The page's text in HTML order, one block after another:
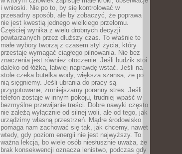
i wnioski. Nie po to, by się kontrolować w
przesadny sposób, ale by zobaczyć, że poprawa
nie jest kwestią jednego wielkiego przełomu.
Częściej wynika z wielu drobnych decyzji
powtarzanych przez dłuższy czas. To właśnie te
małe wybory tworzą z czasem styl życia, który
przestaje wymagać ciągłego pilnowania. Nie bez
znaczenia jest również otoczenie. Jeśli budzik stoi
daleko od łóżka, łatwiej naprawdę wstać. Jeśli na
stole czeka butelka wody, większa szansa, że po
nią sięgniemy. Jeśli ubrania do pracy są
przygotowane, zmniejszamy poranny stres. Jeśli
telefon zostaje w innym pokoju, trudniej wpaść w
bezmyślne przewijanie treści. Dobre nawyki często
nie zależą wyłącznie od silnej woli, ale od tego, jak
urządzimy własną przestrzeń. Mądre środowisko
pomaga nam zachować się tak, jak chcemy, nawet
wtedy, gdy poziom energii nie jest najwyższy. To
ważna lekcja, bo wiele osób niesłusznie uważa, że
brak konsekwencji oznacza lenistwo, podczas gdy